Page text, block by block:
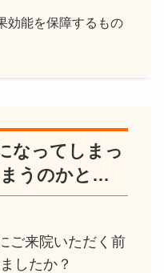
効能を保障するもの
なってしまっ
うのかと…
ご来院いただく前
したか？